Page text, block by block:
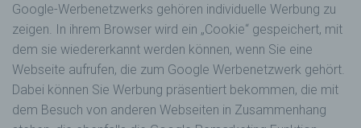
Google-Werbenetzwerks gehören individuelle Werbung zu
zeigen. In ihrem Browser wird ein „Cookie“ gespeichert, mit
dem sie wiedererkannt werden können, wenn Sie eine
Webseite aufrufen, die zum Google Werbenetzwerk gehört.
Dabei können Sie Werbung präsentiert bekommen, die mit
dem Besuch von anderen Webseiten in Zusammenhang